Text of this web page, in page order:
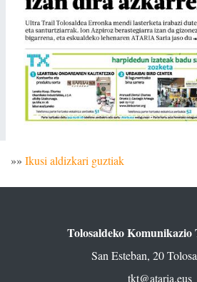
»» Ikusi aldizkari guztiak
Tolosaldeko Komunikazio
San Esteban, 20
tkt@ataria.eus